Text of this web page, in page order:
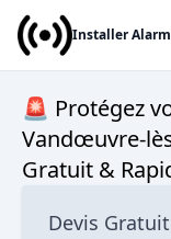
Installer
🚨 Protégez
Vandœuvre-
Gratuit &
Devis